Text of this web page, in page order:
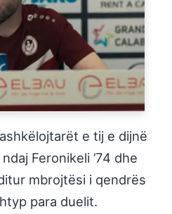
e tij e dijnë
Feronikeli ’74 dhe
mbrojtësi i qendrës
para duelit.